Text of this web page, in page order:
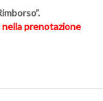
prenotazione